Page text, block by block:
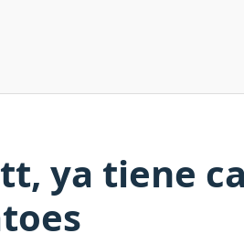
ya tiene